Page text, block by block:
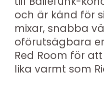
och är känd för
mixar, snabba
oförutsägbara
Red Room för
lika varmt som